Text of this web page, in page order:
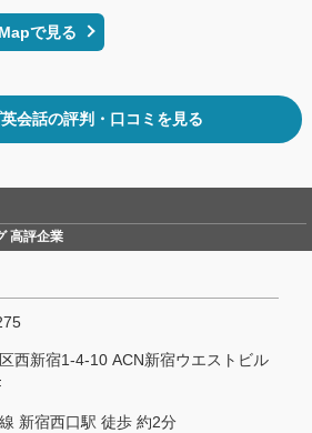
で見る
会話の評判・口コミを見る
高評企業
西新宿1-4-10 ACN新宿ウエストビル
新宿西口駅 徒歩 約2分